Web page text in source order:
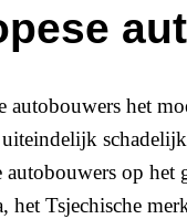
het
uiteindelijk
op
Tsjechische